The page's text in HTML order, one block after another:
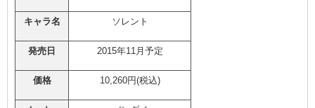
キャラ名 ソレント
発売日 2015年11月予定
価格 10,260円(税込)